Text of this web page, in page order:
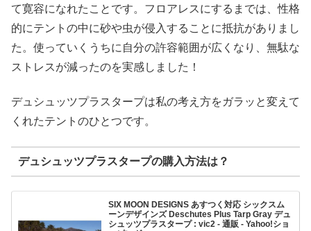
て寛容になれたことです。フロアレスにするまでは、性格
的にテントの中に砂や虫が侵入することに抵抗がありまし
た。使っていくうちに自分の許容範囲が広くなり、無駄な
ストレスが減ったのを実感しました！
デュシュッツプラスタープは私の考え方をガラッと変えて
くれたテントのひとつです。
デュシュッツプラスタープの購入方法は？
SIX MOON DESIGNS あすつく対応 シックスム
ーンデザインズ Deschutes Plus Tarp Gray デュ
シュッツプラスタープ : vic2 - 通販 - Yahoo!ショ